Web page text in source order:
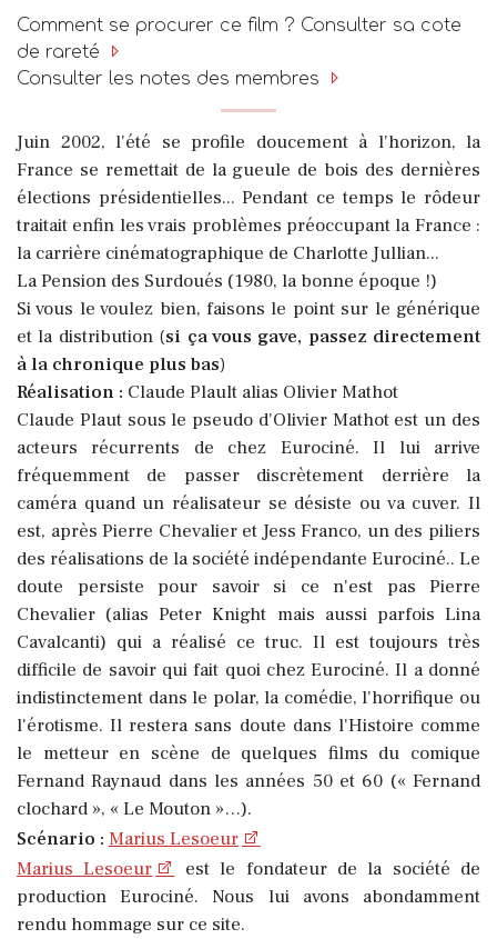
Comment se procurer ce film ? Consulter sa cote
de rareté
Consulter les notes des membres
Juin 2002, l'été se profile doucement à l'horizon, la
France se remettait de la gueule de bois des dernières
élections présidentielles... Pendant ce temps le rôdeur
traitait enfin les vrais problèmes préoccupant la France :
la carrière cinématographique de Charlotte Jullian...
La Pension des Surdoués (1980, la bonne époque !)
Si vous le voulez bien, faisons le point sur le générique
et la distribution (si ça vous gave, passez directement
à la chronique plus bas)
Réalisation : Claude Plault alias Olivier Mathot
Claude Plaut sous le pseudo d'Olivier Mathot est un des
acteurs récurrents de chez Eurociné. Il lui arrive
fréquemment de passer discrètement derrière la
caméra quand un réalisateur se désiste ou va cuver. Il
est, après Pierre Chevalier et Jess Franco, un des piliers
des réalisations de la société indépendante Eurociné.. Le
doute persiste pour savoir si ce n'est pas Pierre
Chevalier (alias Peter Knight mais aussi parfois Lina
Cavalcanti) qui a réalisé ce truc. Il est toujours très
difficile de savoir qui fait quoi chez Eurociné. Il a donné
indistinctement dans le polar, la comédie, l'horrifique ou
l'érotisme. Il restera sans doute dans l'Histoire comme
le metteur en scène de quelques films du comique
Fernand Raynaud dans les années 50 et 60 (« Fernand
clochard », « Le Mouton »…).
Scénario : Marius Lesoeur
Marius Lesoeur
est le fondateur de la société de
production Eurociné. Nous lui avons abondamment
rendu hommage sur ce site.